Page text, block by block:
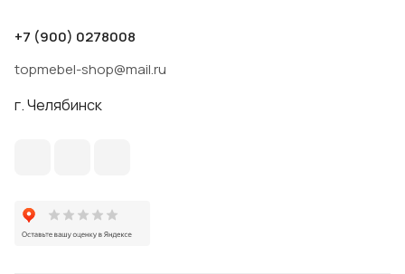
+7 (900) 0278008
topmebel-shop@mail.ru
г. Челябинск